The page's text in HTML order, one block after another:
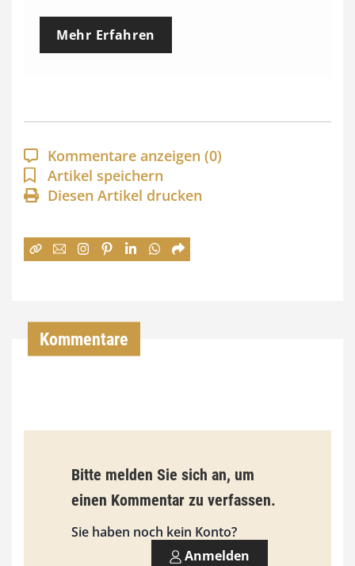
e
p
a
n
n
:
€
i
s
9
Mehr Erfahren
Kommentare anzeigen (0)
Artikel speichern
Diesen Artikel drucken
Kommentare
Bitte melden Sie sich an, um
einen Kommentar zu verfassen.
Sie haben noch kein Konto?
Anmelden